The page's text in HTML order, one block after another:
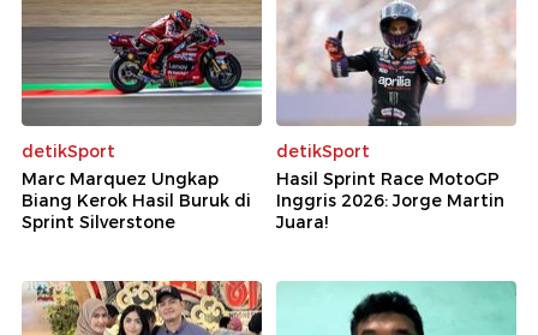
detikSport
Marc Marquez Ungkap
Biang Kerok Hasil Buruk di
Sprint Silverstone
detikSport
Hasil Sprint Race MotoGP
Inggris 2026: Jorge Martin
Juara!